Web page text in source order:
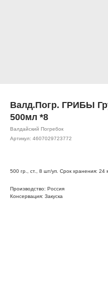
Валд.Погр. ГРИБЫ
500мл *8
Валдайский Погребок
Артикул: 4607029723772
500 гр., ст., 8 шт/уп. Срок хранения: 24
Производство: Россия
Консервация: Закуска